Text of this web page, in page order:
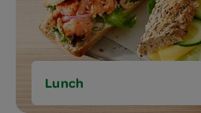
Lunch